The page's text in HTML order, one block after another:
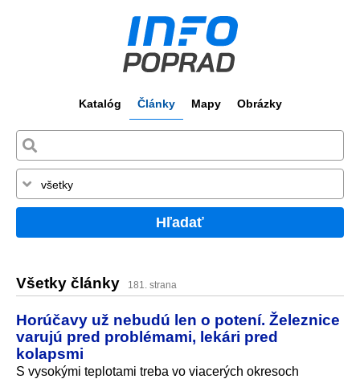
Katalóg Články Mapy Obrázky
Hľadať
Všetky články 181. strana
Horúčavy už nebudú len o potení. Železnice
varujú pred problémami, lekári pred
kolapsmi
S vysokými teplotami treba vo viacerých okresoch